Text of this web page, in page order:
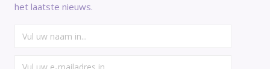
het laatste nieuws.